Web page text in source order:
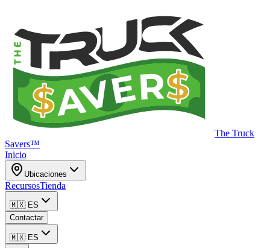
The Truck
Savers™
Inicio
Ubicaciones
RecursosTienda
🇲🇽 ES
Contactar
🇲🇽 ES